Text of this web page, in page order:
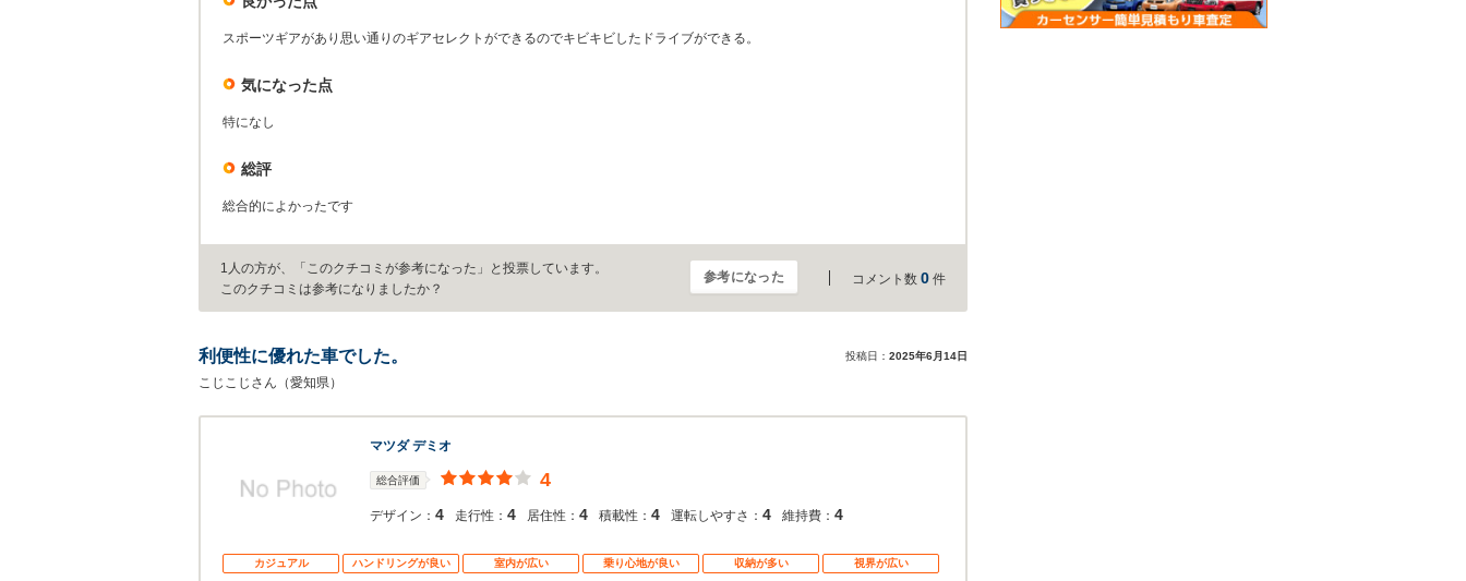
スポーツギアがあり思い通りのギアセレクトができるのでキビキビしたドライブができる。
気になった点
特になし
総評
総合的によかったです
1人の方が、「このクチコミが参考になった」と投票しています。
このクチコミは参考になりましたか？
参考になった コメント数 0 件
利便性に優れた車でした。 投稿日： 2025年6月14日
こじこじさん（愛知県）
マツダ デミオ
総合評価 4
デザイン： 4 走行性： 4 居住性： 4 積載性： 4 運転しやすさ： 4 維持費： 4
カジュアル ハンドリングが良い 室内が広い 乗り心地が良い 収納が多い 視界が広い